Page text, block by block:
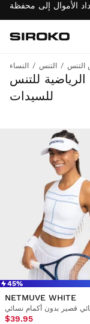
النساء التنس التنس
للتنس
للسيدات
45%
NETMUVE WHITE
قصير بدون أكمام نسائي
$39.95